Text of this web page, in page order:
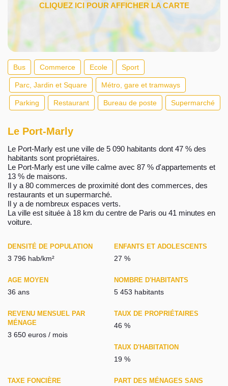
Bus Commerce Ecole Sport
Parc, Jardin et Square Métro, gare et tramways
Parking Restaurant Bureau de poste Supermarché
Le Port-Marly
Le Port-Marly est une ville de 5 090 habitants dont 47 % des
habitants sont propriétaires.
Le Port-Marly est une ville calme avec 87 % d'appartements et
13 % de maisons.
Il y a 80 commerces de proximité dont des commerces, des
restaurants et un supermarché.
Il y a de nombreux espaces verts.
La ville est située à 18 km du centre de Paris ou 41 minutes en
voiture.
DENSITÉ DE POPULATION
3 796 hab/km²
ENFANTS ET ADOLESCENTS
27 %
AGE MOYEN
36 ans
NOMBRE D'HABITANTS
5 453 habitants
REVENU MENSUEL PAR
MÉNAGE
3 650 euros / mois
TAUX DE PROPRIÉTAIRES
46 %
TAUX D'HABITATION
19 %
TAXE FONCIÈRE PART DES MÉNAGES SANS